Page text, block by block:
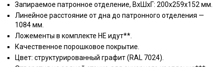
Запираемое патронное отделение, ВхШхГ: 200x259x152 мм.
Линейное расстояние от дна до патронного отделения —
1084 мм.
Ложементы в комплекте НЕ идут**.
Качественное порошковое покрытие.
Цвет: структурированный графит (RAL 7024).